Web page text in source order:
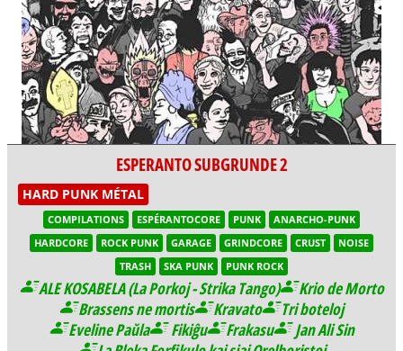
ESPERANTO SUBGRUNDE 2
HARD PUNK MÉTAL
COMPILATIONS ESPÉRANTOCORE PUNK
ANARCHO-PUNK
HARDCORE
ROCK PUNK GARAGE GRINDCORE CRUST
NOISE
TRASH
SKA PUNK PUNK ROCK
ALE KOSABELA (La Porkoj - Strika Tango)
Krio de Morto
Brassens ne mortis
Kravato
Tri boteloj
Eveline Paŭla
Fikiĝu Frakasu
Jan Ali Sin